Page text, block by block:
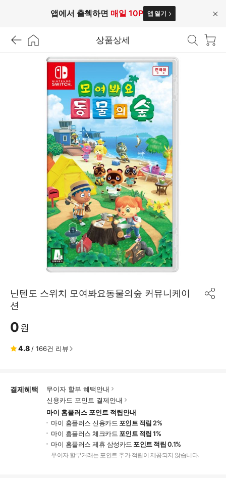
앱에서 출첵하면 매일 10P 앱 열기
닫
상품상세
닌텐도 스위치 모여봐요동물의숲 커뮤니케이
션
0원
4.8 / 166건 리뷰
공
결제혜택
무이자 할부 혜택안내
신용카드 포인트 결제안내
마이 홈플러스 포인트 적립안내
마이 홈플러스 신용카드 포인트 적립 2%
마이 홈플러스 체크카드 포인트 적립 1%
마이 홈플러스 제휴 삼성카드 포인트 적립 0.1%
무이자 할부거래는 포인트 추가 적립이 제공되지 않습니다.